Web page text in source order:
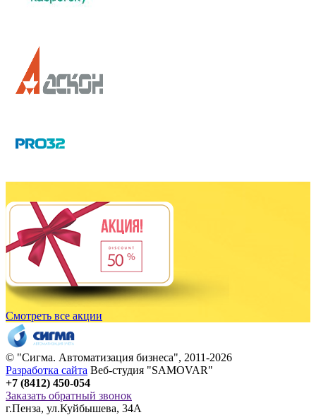
Смотреть все акции
© "Сигма. Автоматизация бизнеса", 2011-2026
Разработка сайта Веб-студия "SAMOVAR"
+7 (8412) 450-054
Заказать обратный звонок
г.Пенза, ул.Куйбышева, 34А